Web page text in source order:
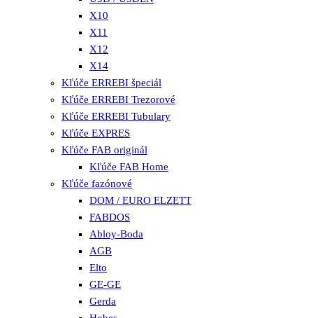
X10
X11
X12
X14
Kľúče ERREBI špeciál
Kľúče ERREBI Trezorové
Kľúče ERREBI Tubulary
Kľúče EXPRES
Kľúče FAB originál
Kľúče FAB Home
Kľúče fazónové
DOM / EURO ELZETT
FABDOS
Abloy-Boda
AGB
Elto
GE-GE
Gerda